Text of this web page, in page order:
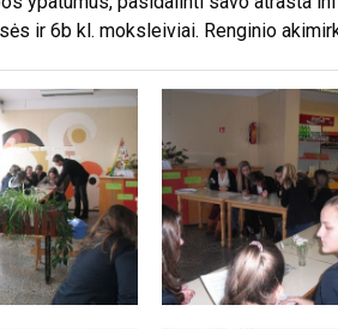
ir 6b kl. moksleiviai. Renginio